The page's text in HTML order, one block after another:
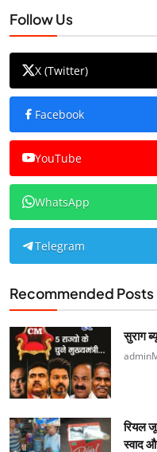
Follow Us
X (Twitter)
Facebook
YouTube
WhatsApp
Telegram
Recommended Posts
सुराग
admin
रियल
स्वाद